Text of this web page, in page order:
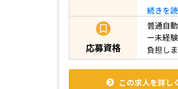
続きを
応募資格
普通自
ー未経
負担し
この求人を詳し